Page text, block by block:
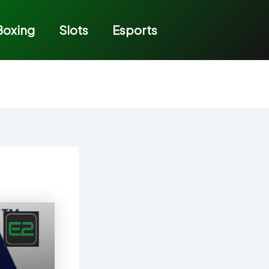
Slots Esports